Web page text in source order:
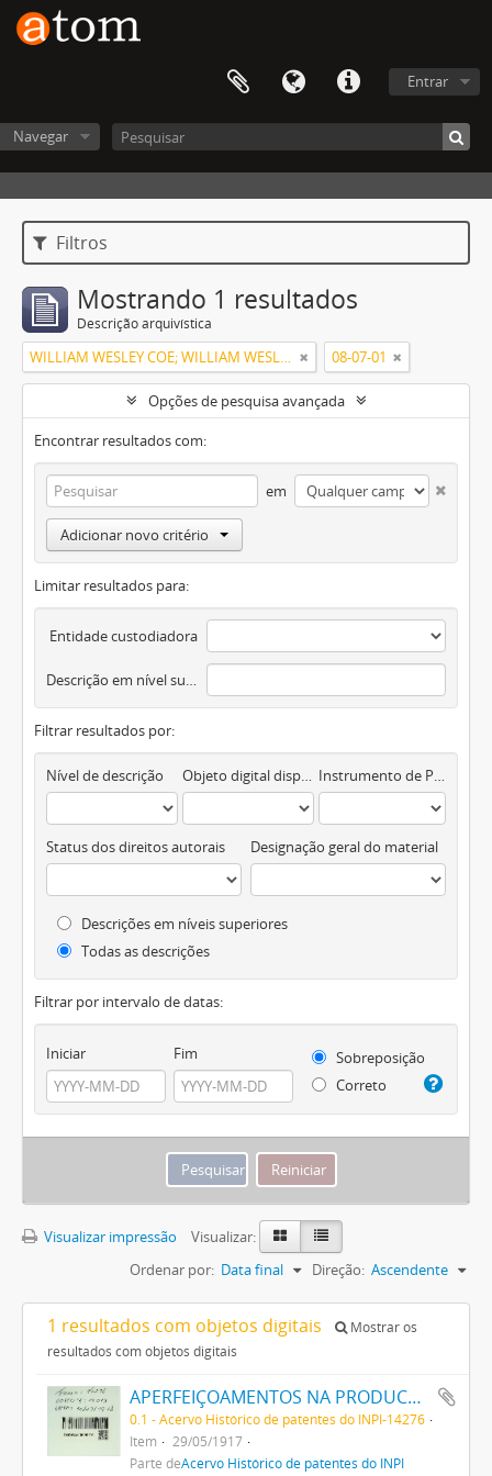
Entrar
Navegar
Filtros
Mostrando 1 resultados
Descrição arquivística
WILLIAM WESLEY COE; WILLIAM WESLEY COE JUNIOR 08-07-01
Opções de pesquisa avançada
Encontrar resultados com:
em
Adicionar novo critério
Limitar resultados para:
Entidade custodiadora
Descrição em nível superior
Filtrar resultados por:
Nível de descrição Objeto digital disponível Instrumento de Pesquisa
Status dos direitos autorais Designação geral do material
Descrições em níveis superiores
Todas as descrições
Filtrar por intervalo de datas:
Iniciar Fim
Sobreposição
Correto
Visualizar impressão
Visualizar:
Ordenar por: Data final Direção: Ascendente
1 resultados com objetos digitais
Mostrar os
resultados com objetos digitais
APERFEIÇOAMENTOS NA PRODUCÇÃO DE TINTAS OU CORES
0.1 - Acervo Histórico de patentes do INPI-14276
Item
29/05/1917
Parte deAcervo Histórico de patentes do INPI